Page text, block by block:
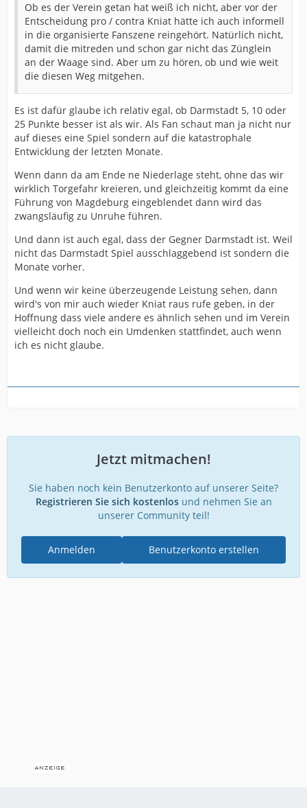
Ob es der Verein getan hat weiß ich nicht, aber vor der
Entscheidung pro / contra Kniat hätte ich auch informell
in die organisierte Fanszene reingehört. Natürlich nicht,
damit die mitreden und schon gar nicht das Zünglein
an der Waage sind. Aber um zu hören, ob und wie weit
die diesen Weg mitgehen.
Es ist dafür glaube ich relativ egal, ob Darmstadt 5, 10 oder
25 Punkte besser ist als wir. Als Fan schaut man ja nicht nur
auf dieses eine Spiel sondern auf die katastrophale
Entwicklung der letzten Monate.
Wenn dann da am Ende ne Niederlage steht, ohne das wir
wirklich Torgefahr kreieren, und gleichzeitig kommt da eine
Führung von Magdeburg eingeblendet dann wird das
zwangsläufig zu Unruhe führen.
Und dann ist auch egal, dass der Gegner Darmstadt ist. Weil
nicht das Darmstadt Spiel ausschlaggebend ist sondern die
Monate vorher.
Und wenn wir keine überzeugende Leistung sehen, dann
wird's von mir auch wieder Kniat raus rufe geben, in der
Hoffnung dass viele andere es ähnlich sehen und im Verein
vielleicht doch noch ein Umdenken stattfindet, auch wenn
ich es nicht glaube.
Jetzt mitmachen!
Sie haben noch kein Benutzerkonto auf unserer Seite?
Registrieren Sie sich kostenlosund nehmen Sie an
unserer Community teil!
Benutzerkonto erstellen
Anmelden